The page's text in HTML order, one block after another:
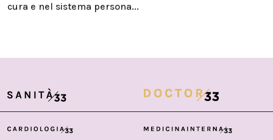
cura e nel sistema persona...